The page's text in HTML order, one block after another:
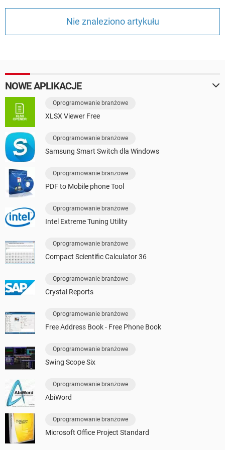
Nie znaleziono artykułu
NOWE APLIKACJE
Oprogramowanie branżowe
XLSX Viewer Free
Oprogramowanie branżowe
Samsung Smart Switch dla Windows
Oprogramowanie branżowe
PDF to Mobile phone Tool
Oprogramowanie branżowe
Intel Extreme Tuning Utility
Oprogramowanie branżowe
Compact Scientific Calculator 36
Oprogramowanie branżowe
Crystal Reports
Oprogramowanie branżowe
Free Address Book - Free Phone Book
Oprogramowanie branżowe
Swing Scope Six
Oprogramowanie branżowe
AbiWord
Oprogramowanie branżowe
Microsoft Office Project Standard